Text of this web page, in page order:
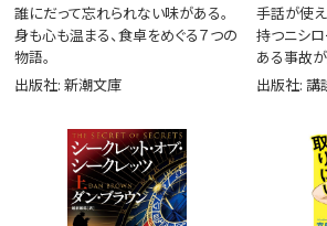
誰にだって忘れられない味がある。
身も心も温まる、食卓をめぐる７つの
物語。
出版社: 新潮文庫
手話が使
持つニシロ
ある事故
で闘う。
出版社: 講